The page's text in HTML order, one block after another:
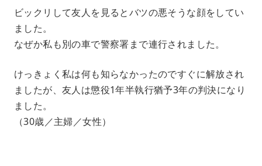
ビックリして友人を見るとバツの悪そうな顔をしてい
ました。
なぜか私も別の車で警察署まで連行されました。
けっきょく私は何も知らなかったのですぐに解放され
ましたが、友人は懲役1年半執行猶予3年の判決になり
ました。
（30歳／主婦／女性）